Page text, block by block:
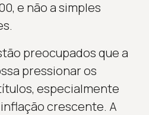
e não a simples
preocupados que a
pressionar os
especialmente
crescente. A